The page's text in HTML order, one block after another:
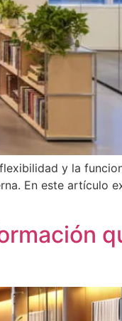
y la
En este artículo